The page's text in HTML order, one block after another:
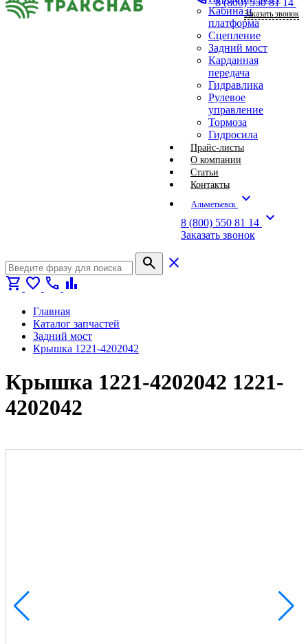
Кабина и
платформа
Сцепление
Задний мост
Карданная
передача
Гидравлика
Рулевое
управление
Тормоза
Гидросила
Прайс-листы
О компании
Статьи
Контакты
Альметьевск expand_more
8 (800) 550 81 14 expand_more
Заказать звонок
Заказать звонок
search
close
shopping_cart favorite call bar_chart
Главная
Каталог запчастей
Задний мост
Крышка 1221-4202042
Крышка 1221-4202042 1221-
4202042